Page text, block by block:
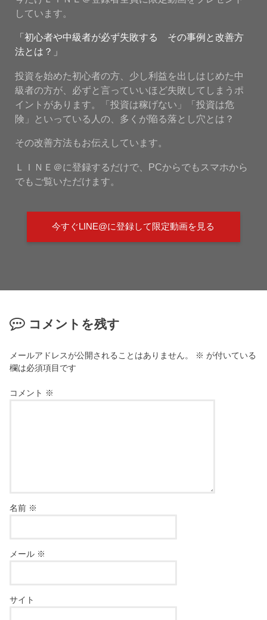
しています。
「初心者や中級者が必ず失敗する その事例と改善方
法とは？」
投資を始めた初心者の方、少し利益を出しはじめた中
級者の方が、必ずと言っていいほど失敗してしまうポ
イントがあります。「投資は稼げない」「投資は危
険」といっている人の、多くが陥る落とし穴とは？
その改善方法もお伝えしています。
ＬＩＮＥ＠に登録するだけで、PCからでもスマホから
でもご覧いただけます。
今すぐLINE@に登録して限定動画を見る
コメントを残す
メールアドレスが公開されることはありません。 ※ が付いている
欄は必須項目です
コメント ※
名前 ※
メール ※
サイト